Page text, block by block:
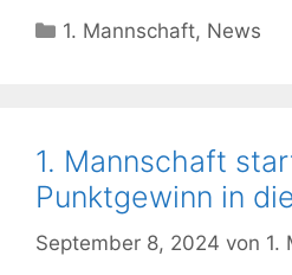
Kategorien
1. Mannschaft, News
1. Mannschaft
Punktgewinn in
September 8, 2024 von 1.